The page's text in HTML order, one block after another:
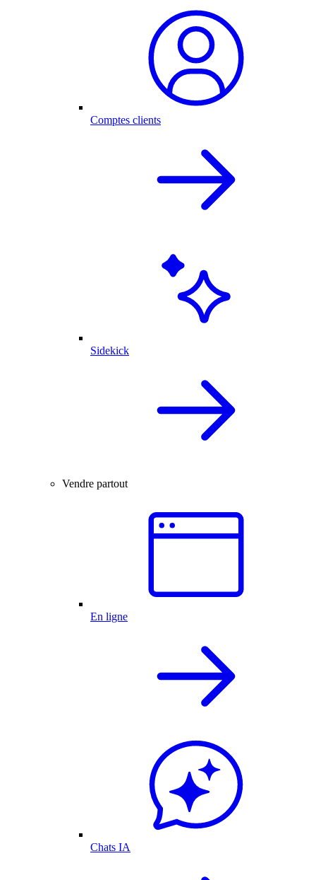
Comptes clients
Sidekick
Vendre partout
En ligne
Chats IA